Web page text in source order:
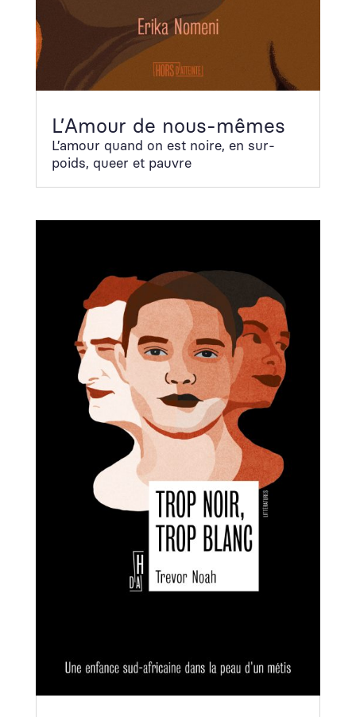
L’Amour de nous-mêmes
L’amour quand on est noire, en sur­
poids, queer et pau­vre